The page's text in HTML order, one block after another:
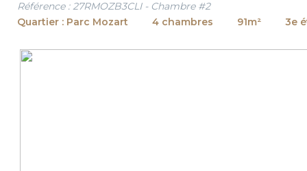
Référence : 27RMOZB3CLI - Chambre #2
Quartier : Parc Mozart
4 chambres 91m² 3e